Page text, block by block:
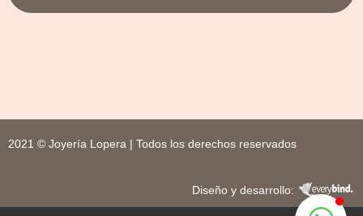
2021 © Joyería Lopera | Todos los derechos reservados
Diseño y desarrollo: